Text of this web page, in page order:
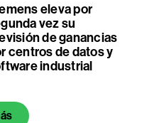
eleva por
vez su
de ganancias
centros de datos y
industrial